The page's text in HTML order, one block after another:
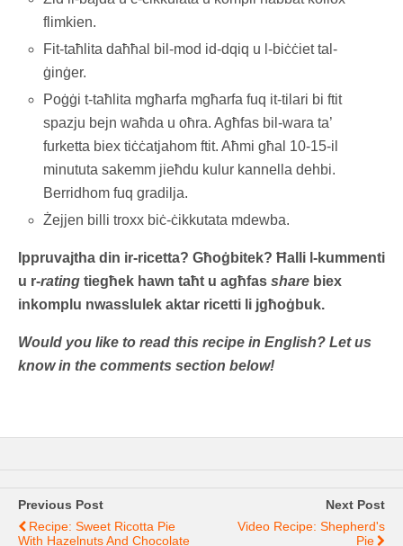
flimkien.
Fit-taħlita daħħal bil-mod id-dqiq u l-biċċiet tal-
ġinġer.
Poġġi t-taħlita mgħarfa mgħarfa fuq it-tilari bi ftit
spazju bejn waħda u oħra. Agħfas bil-wara ta’
furketta biex tiċċatjahom ftit. Aħmi għal 10-15-il
minututa sakemm jieħdu kulur kannella dehbi.
Berridhom fuq gradilja.
Żejjen billi troxx biċ-ċikkutata mdewba.
Ippruvajtha din ir-ricetta? Għoġbitek? Ħalli l-kummenti
u r-rating tiegħek hawn taħt u agħfas share biex
inkomplu nwasslulek aktar ricetti li jgħoġbuk.
Would you like to read this recipe in English? Let us
know in the comments section below!
Previous Post
Recipe: Sweet Ricotta Pie
With Hazelnuts And Chocolate
Next Post
Video Recipe: Shepherd's
Pie